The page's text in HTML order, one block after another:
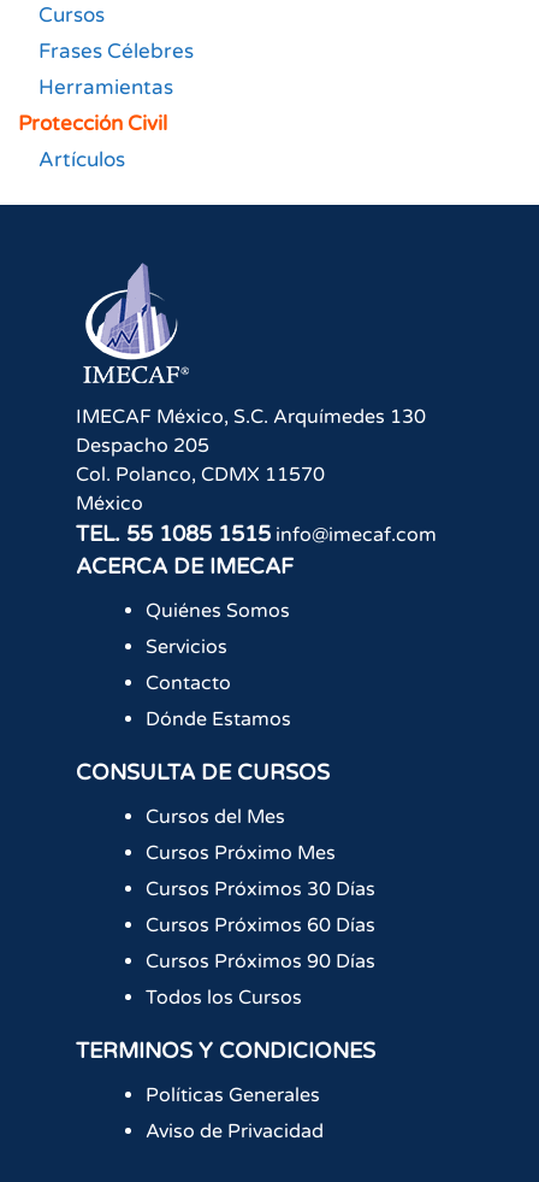
Cursos
Frases Célebres
Herramientas
Protección Civil
Artículos
IMECAF México, S.C. Arquímedes 130
Despacho 205
Col. Polanco, CDMX 11570
México
TEL. 55 1085 1515 info@imecaf.com
ACERCA DE IMECAF
Quiénes Somos
Servicios
Contacto
Dónde Estamos
CONSULTA DE CURSOS
Cursos del Mes
Cursos Próximo Mes
Cursos Próximos 30 Días
Cursos Próximos 60 Días
Cursos Próximos 90 Días
Todos los Cursos
TERMINOS Y CONDICIONES
Políticas Generales
Aviso de Privacidad